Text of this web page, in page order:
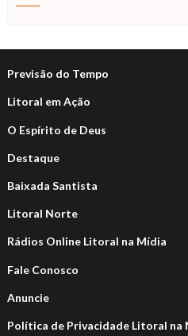
Previsão do Tempo
Litoral em Ação
O Espírito de Deus
Destaque
Baixada Santista
Litoral Norte
Rádios Online Litoral na Mídia
Fale Conosco
Anuncie
Política de Privacidade Litoral na